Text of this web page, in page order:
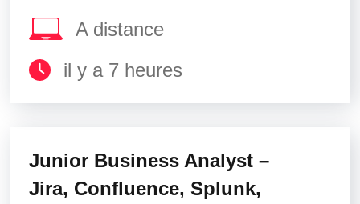
A distance
il y a 7 heures
Junior Business Analyst –
Jira, Confluence, Splunk,